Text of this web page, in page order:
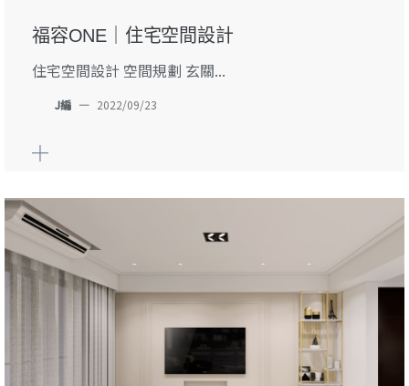
福容ONE｜住宅空間設計
住宅空間設計 空間規劃 玄關...
J編 — 2022/09/23